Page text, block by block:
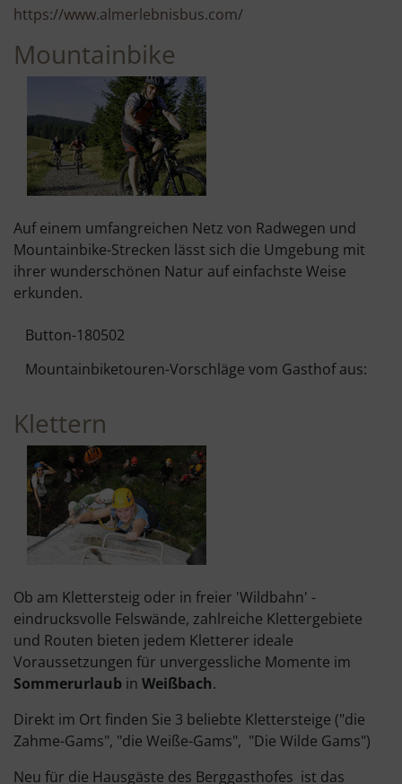
https://www.almerlebnisbus.com/
Mountainbike
Auf einem umfangreichen Netz von Radwegen und
Mountainbike-Strecken lässt sich die Umgebung mit
ihrer wunderschönen Natur auf einfachste Weise
erkunden.
Button-180502
Mountainbiketouren-Vorschläge vom Gasthof aus:
Klettern
Ob am Klettersteig oder in freier 'Wildbahn' -
eindrucksvolle Felswände, zahlreiche Klettergebiete
und Routen bieten jedem Kletterer ideale
Voraussetzungen für unvergessliche Momente im
Sommerurlaub in Weißbach.
Direkt im Ort finden Sie 3 beliebte Klettersteige ("die
Zahme-Gams", "die Weiße-Gams", "Die Wilde Gams")
Neu für die Hausgäste des Berggasthofes ist das